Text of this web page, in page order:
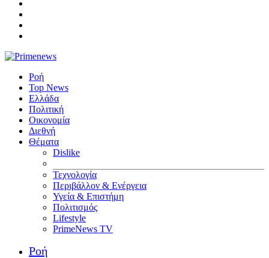
Ροή
Top News
Ελλάδα
Πολιτική
Οικονομία
Διεθνή
Θέματα
Dislike
Τεχνολογία
Περιβάλλον & Ενέργεια
Υγεία & Επιστήμη
Πολιτισμός
Lifestyle
PrimeNews TV
Ροή